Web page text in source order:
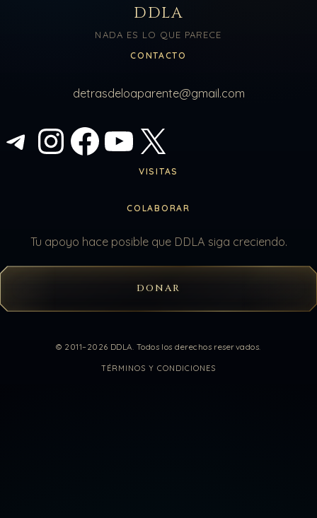
DDLA
NADA ES LO QUE PARECE
CONTACTO
detrasdeloaparente@gmail.com
TelegramInstagram
FacebookYouTube
X
VISITAS
COLABORAR
Tu apoyo hace posible que DDLA siga creciendo.
DONAR
© 2011–2026 DDLA. Todos los derechos reservados.
TÉRMINOS Y CONDICIONES